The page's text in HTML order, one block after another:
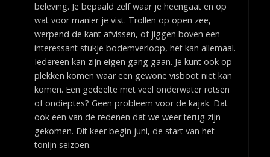
beleving. Je bepaald zelf waar je heengaat en op
wat voor manier je vist. Trollen op open zee,
werpend de kant afvissen, of jiggen boven een
interessant stukje bodemverloop, het kan allemaal.
Iedereen kan zijn eigen gang gaan. Je kunt ook op
plekken komen waar een gewone visboot niet kan
komen. Een gedeelte met veel onderwater rotsen
of ondieptes? Geen probleem voor de kajak. Dat
ook een van de redenen dat we weer terug zijn
gekomen. Dit keer begin juni, de start van het
tonijn seizoen.